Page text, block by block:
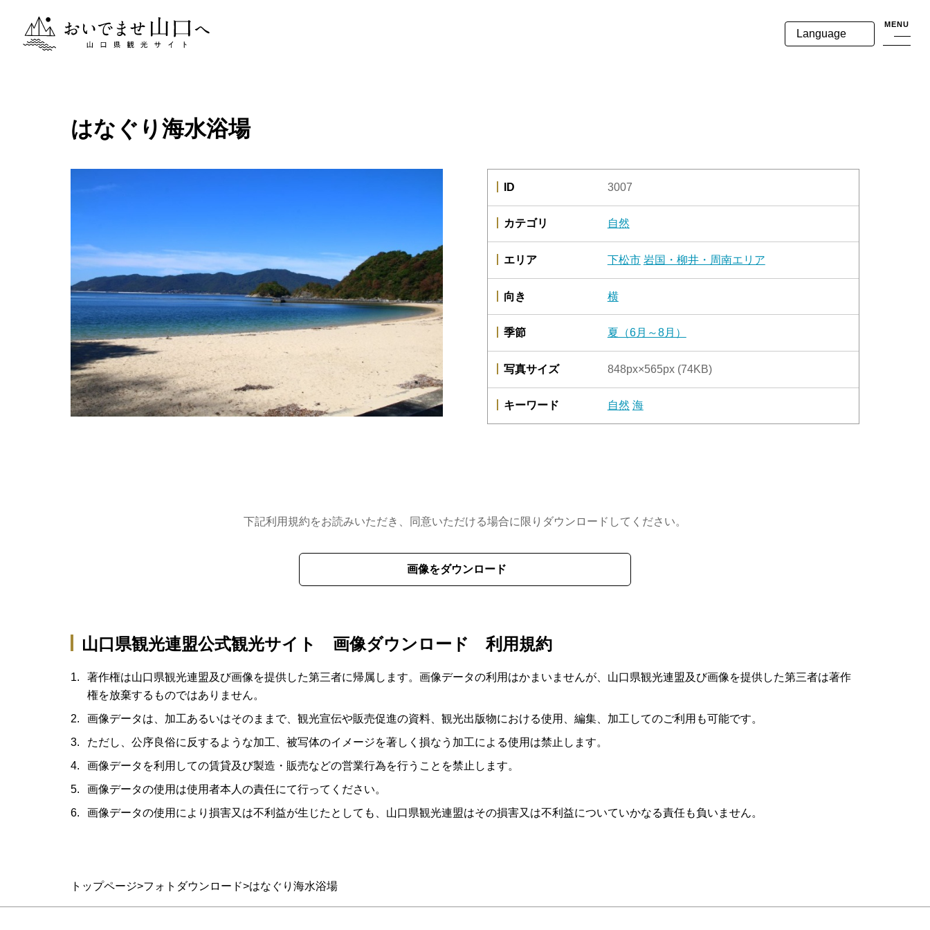
おいでませ山口へー山口県観光サイト MENU
Language
トップページ フォトダウンロード はなぐり海水浴場
はなぐり海水浴場
ID 3007
カテゴリ 自然
エリア 下松市 岩国・柳井・周南エリア
向き 横
季節 夏（6月～8月）
写真サイズ 848px×565px (74KB)
キーワード 自然 海
下記利用規約をお読みいただき、同意いただける場合に限りダウンロードしてください。
画像をダウンロード
山口県観光連盟公式観光サイト 画像ダウンロード 利用規約
著作権は山口県観光連盟及び画像を提供した第三者に帰属します。画像データの利用はかまいませんが、山口県観光連盟及び画像を提供した第三者は著作
権を放棄するものではありません。
画像データは、加工あるいはそのままで、観光宣伝や販売促進の資料、観光出版物における使用、編集、加工してのご利用も可能です。
ただし、公序良俗に反するような加工、被写体のイメージを著しく損なう加工による使用は禁止します。
画像データを利用しての賃貸及び製造・販売などの営業行為を行うことを禁止します。
画像データの使用は使用者本人の責任にて行ってください。
画像データの使用により損害又は不利益が生じたとしても、山口県観光連盟はその損害又は不利益についていかなる責任も負いません。